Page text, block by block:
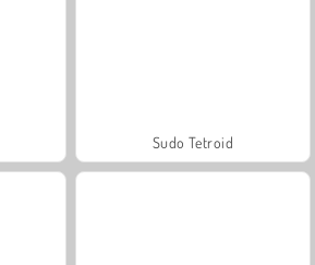
Sudo Tetroid